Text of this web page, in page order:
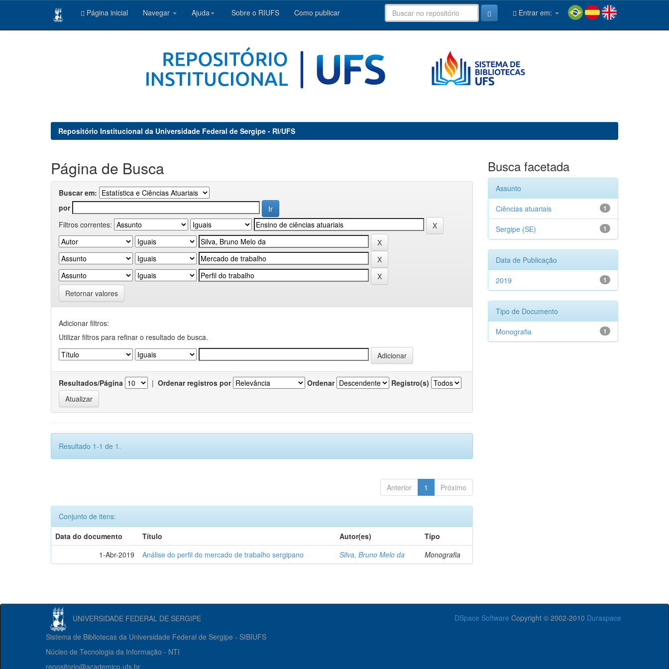
Página inicial Navegar Ajuda Sobre o RIUFS Como publicar Entrar em:
Repositório Institucional da Universidade Federal de Sergipe - RI/UFS
Página de Busca
Buscar em:
por
Filtros correntes:
Retornar valores
Adicionar filtros:
Utilizar filtros para refinar o resultado de busca.
Resultados/Página | Ordenar registros por Ordenar Registro(s)
Resultado 1-1 de 1.
Anterior 1 Próximo
Conjunto de itens:
Data do documento
Título Autor(es)
Tipo
1-Abr-2019
Análise do perfil do mercado de trabalho sergipano Silva, Bruno Melo da Monografia
Busca facetada
Assunto
1
Ciências atuariais
1
Sergipe (SE)
Data de Publicação
1
2019
Tipo de Documento
1
Monografia
UNIVERSIDADE FEDERAL DE SERGIPE DSpace Software Copyright © 2002-2010 Duraspace
Sistema de Bibliotecas da Universidade Federal de Sergipe - SIBIUFS
Núcleo de Tecnologia da Informação - NTI
repositorio@academico.ufs.br